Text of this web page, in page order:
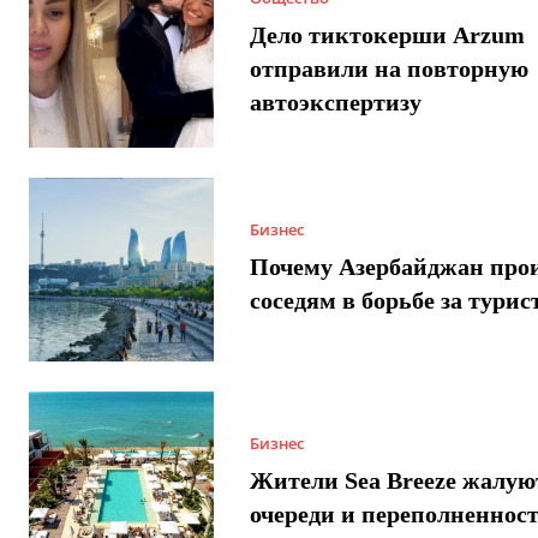
Дело тиктокерши Arzum
отправили на повторную
автоэкспертизу
Бизнес
Почему Азербайджан
соседям в борьбе за
Бизнес
Жители Sea Breeze
очереди и